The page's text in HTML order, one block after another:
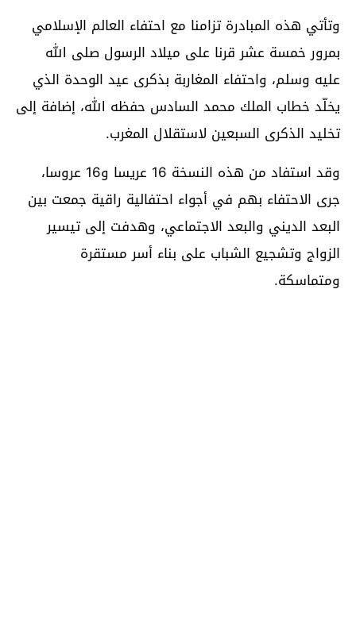
وتأتي هذه المبادرة تزامنا مع احتفاء العالم الإسلامي
بمرور خمسة عشر قرنا على ميلاد الرسول صلى الله
عليه وسلم، واحتفاء المغاربة بذكرى عيد الوحدة الذي
يخلّد خطاب الملك محمد السادس حفظه الله، إضافة إلى
تخليد الذكرى السبعين لاستقلال المغرب.
وقد استفاد من هذه النسخة 16 عريسا و16 عروسا،
جرى الاحتفاء بهم في أجواء احتفالية راقية جمعت بين
البعد الديني والبعد الاجتماعي، وهدفت إلى تيسير
الزواج وتشجيع الشباب على بناء أسر مستقرة
ومتماسكة.